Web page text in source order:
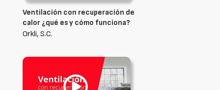
Ventilación con recuperación de
calor ¿qué es y cómo funciona?
Orkli, S.C.